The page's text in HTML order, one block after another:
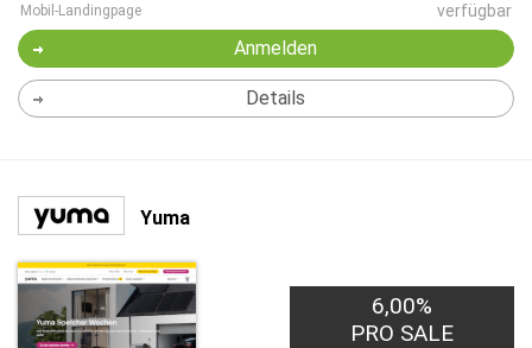
Mobil-Landingpage verfügbar
Anmelden
Details
Yuma
6,00%
PRO SALE